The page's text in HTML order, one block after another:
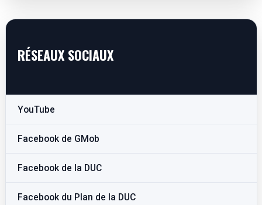
RÉSEAUX SOCIAUX
YouTube
Facebook de GMob
Facebook de la DUC
Facebook du Plan de la DUC